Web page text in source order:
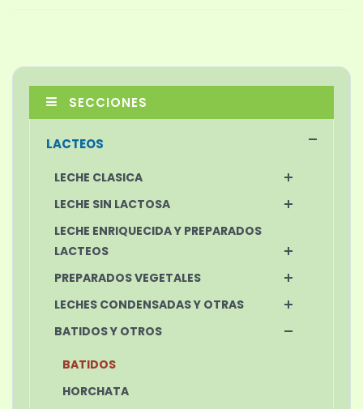
SECCIONES
LACTEOS
LECHE CLASICA
LECHE SIN LACTOSA
LECHE ENRIQUECIDA Y PREPARADOS
LACTEOS
PREPARADOS VEGETALES
LECHES CONDENSADAS Y OTRAS
BATIDOS Y OTROS
BATIDOS
HORCHATA